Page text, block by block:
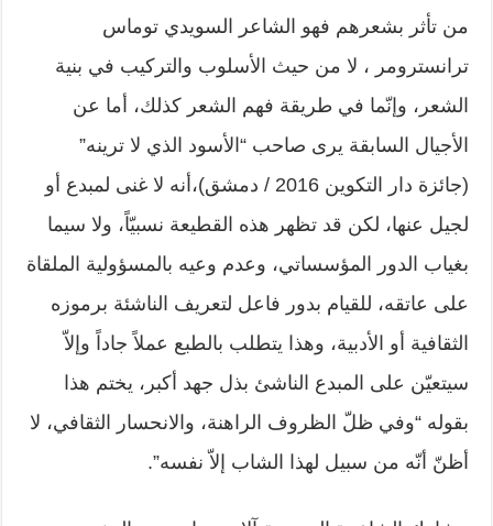
من تأثر بشعرهم فهو الشاعر السويدي توماس
ترانسترومر ، لا من حيث الأسلوب والتركيب في بنية
الشعر، وإنّما في طريقة فهم الشعر كذلك، أما عن
الأجيال السابقة يرى صاحب “الأسود الذي لا ترينه”
(جائزة دار التكوين 2016 / دمشق)،أنه لا غنى لمبدع أو
لجيل عنها، لكن قد تظهر هذه القطيعة نسبيّاً، ولا سيما
بغياب الدور المؤسساتي، وعدم وعيه بالمسؤولية الملقاة
على عاتقه، للقيام بدور فاعل لتعريف الناشئة برموزه
الثقافية أو الأدبية، وهذا يتطلب بالطبع عملاً جاداً وإلاّ
سيتعيّن على المبدع الناشئ بذل جهد أكبر، يختم هذا
بقوله “وفي ظلّ الظروف الراهنة، والانحسار الثقافي، لا
أظنّ أنّه من سبيل لهذا الشاب إلاّ نفسه”.